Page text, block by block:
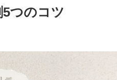
5つのコツ